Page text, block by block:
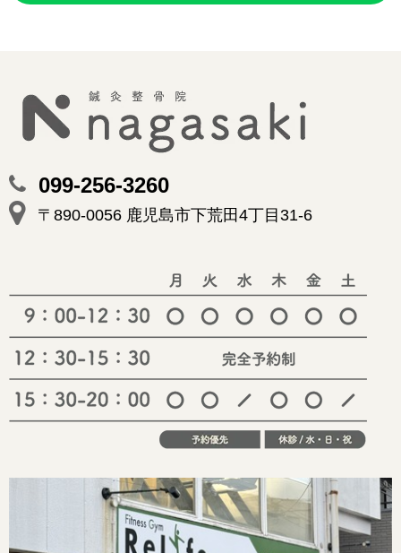
099-256-3260
〒890-0056 鹿児島市下荒田4丁目31-6